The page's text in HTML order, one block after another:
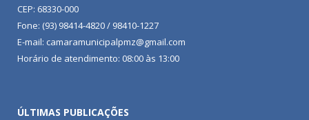
CEP: 68330-000
Fone: (93) 98414-4820 / 98410-1227
E-mail: camaramunicipalpmz@gmail.com
Horário de atendimento: 08:00 às 13:00
ÚLTIMAS PUBLICAÇÕES